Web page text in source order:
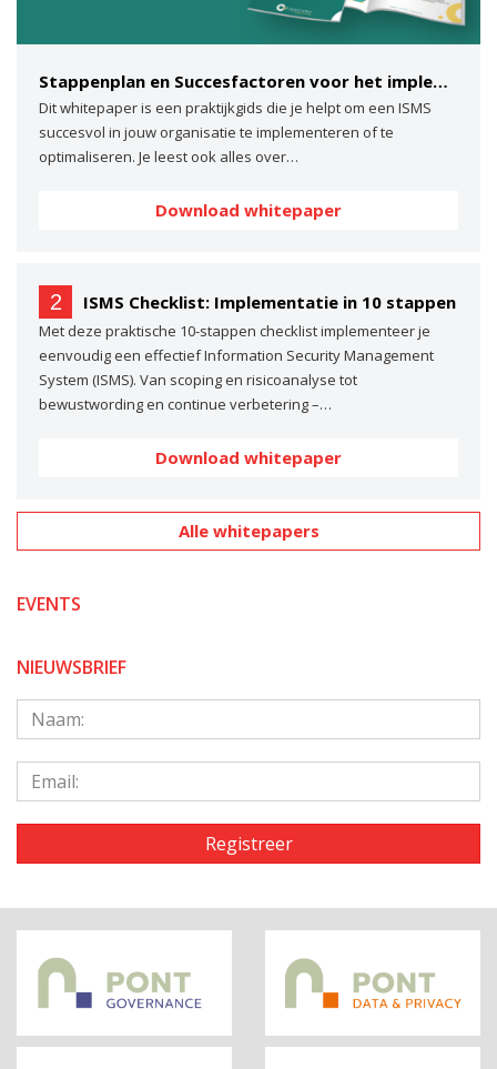
Stappenplan en Succesfactoren voor het implementeren van een ISMS
Dit whitepaper is een praktijkgids die je helpt om een ISMS
succesvol in jouw organisatie te implementeren of te
optimaliseren. Je leest ook alles over…
Download whitepaper
2 ISMS Checklist: Implementatie in 10 stappen
Met deze praktische 10-stappen checklist implementeer je
eenvoudig een effectief Information Security Management
System (ISMS). Van scoping en risicoanalyse tot
bewustwording en continue verbetering –…
Download whitepaper
Alle whitepapers
EVENTS
NIEUWSBRIEF